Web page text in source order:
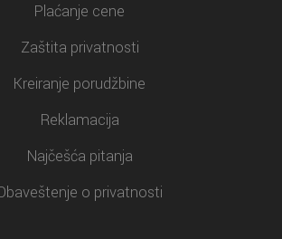
Plaćanje cene
Zaštita privatnosti
Kreiranje porudžbine
Reklamacija
Najčešća pitanja
o privatnosti